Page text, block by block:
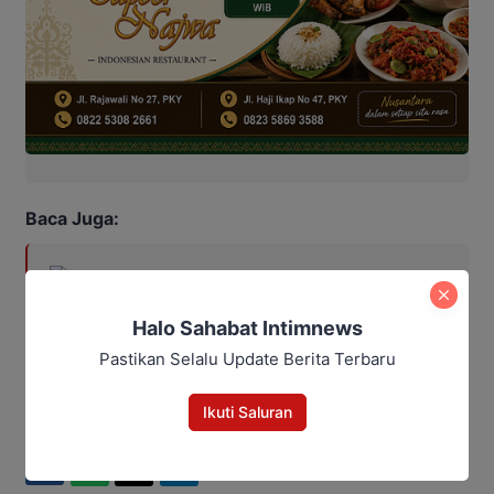
Baca Juga:
Program Cetak Sawah Capai 26
Petani Masa Depan
Halo Sahabat Intimnews
Pastikan Selalu Update Berita Terbaru
Ikuti Saluran